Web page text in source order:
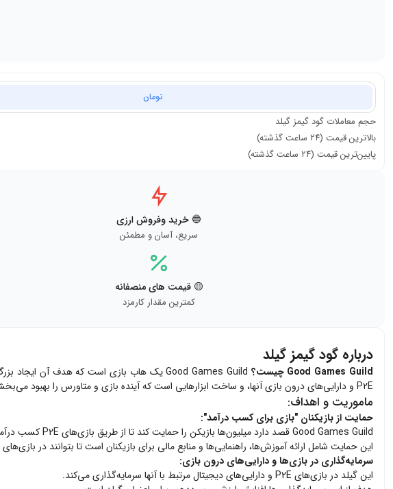
تومان
حجم معاملات گود گیمز گیلد
بالاترین قیمت (۲۴ ساعت گذشته)
پایین‌ترین قیمت (۲۴ ساعت گذشته)
🔵 خرید وفروش ارزی
سریع، آسان و مطمئن
🟡 قیمت های منصفانه
کمترین مقدار کارمزد
درباره گود گیمز گیلد
Good Games Guild چیست؟
P2E و دارایی‌های درون بازی آنها، و ساخت ابزارهایی است که آینده بازی و متاورس را بهبود می‌بخشد.
ماموریت و اهداف:
حمایت از بازیکنان "بازی برای کسب درآمد":
Good Games Guild قصد دارد میلیون‌ها بازیکن را حمایت کند تا از طریق بازی‌های P2E کسب درآمد کنند.
این حمایت شامل ارائه آموزش‌ها، راهنمایی‌ها و منابع مالی برای بازیکنان است تا بتوانند در بازی‌های P2E موفق شوند.
سرمایه‌گذاری در بازی‌ها و دارایی‌های درون بازی:
این گیلد در بازی‌های P2E و دارایی‌های دیجیتال مرتبط با آنها سرمایه‌گذاری می‌کند.